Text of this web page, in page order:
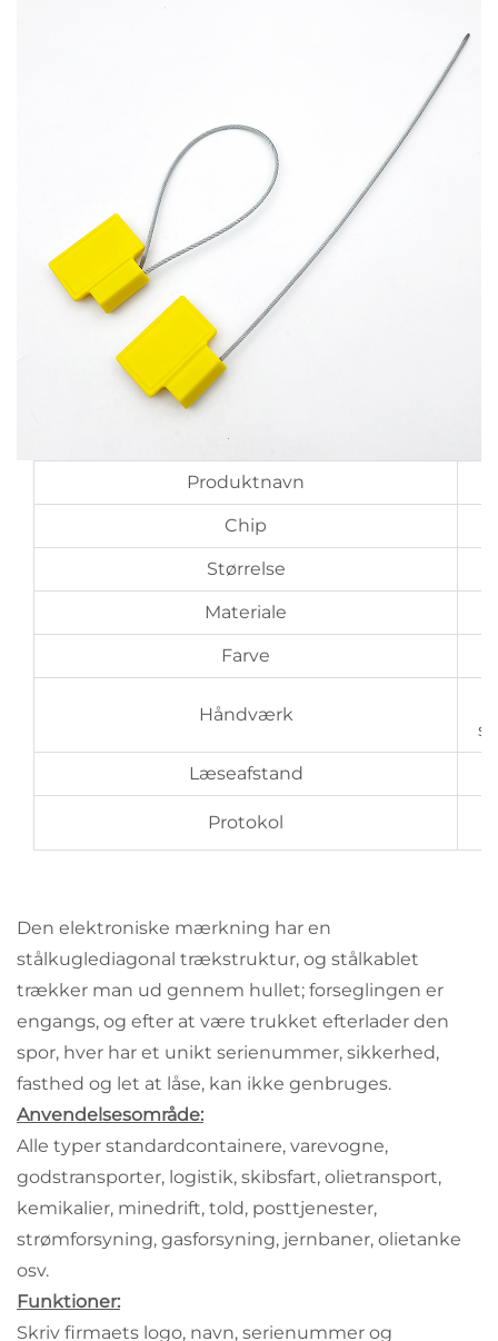
Produktnavn
Chip
Størrelse
Materiale
Farve
Håndværk
Læseafstand
Protokol
Den elektroniske mærkning har en
stålkuglediagonal trækstruktur, og stålkablet
trækker man ud gennem hullet; forseglingen er
engangs, og efter at være trukket efterlader den
spor, hver har et unikt serienummer, sikkerhed,
fasthed og let at låse, kan ikke genbruges.
Anvendelsesområde:
Alle typer standardcontainere, varevogne,
godstransporter, logistik, skibsfart, olietransport,
kemikalier, minedrift, told, posttjenester,
strømforsyning, gasforsyning, jernbaner, olietanke
osv.
Funktioner:
Skriv firmaets logo, navn, serienummer og